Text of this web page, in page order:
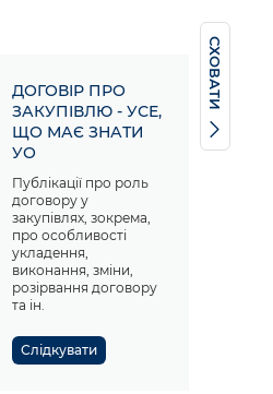
ДОГОВІР ПРО
ЗАКУПІВЛЮ - УСЕ,
ЩО МАЄ ЗНАТИ
УО
Публікації про роль
договору у
закупівлях, зокрема,
про особливості
укладення,
виконання, зміни,
розірвання договору
та ін.
Слідкувати
СХОВАТИ